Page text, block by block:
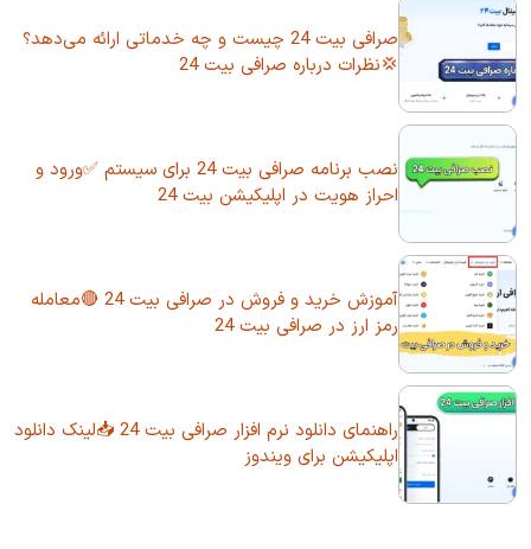
صرافی بیت 24 چیست و چه خدماتی ارائه می‌دهد؟
💢نظرات درباره صرافی بیت 24
نصب برنامه صرافی بیت 24 برای سیستم ✅ورود و
احراز هویت در اپلیکیشن بیت 24
آموزش خرید و فروش در صرافی بیت 24 🔴معامله
رمز ارز در صرافی بیت 24
راهنمای دانلود نرم افزار صرافی بیت 24 📥لینک دانلود
اپلیکیشن برای ویندوز